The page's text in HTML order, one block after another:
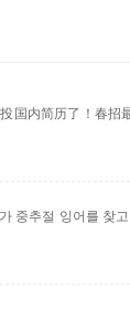
国内简历了！春招
중추절 잉어를 찾